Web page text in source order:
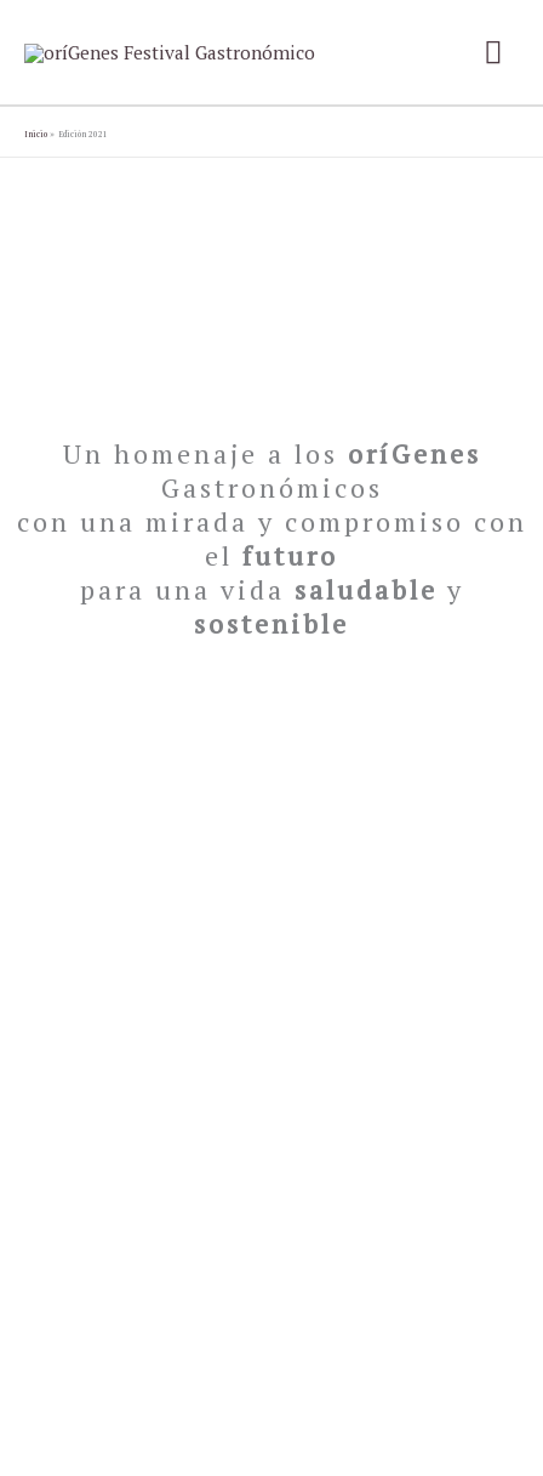
Inicio Edición 2021
Un homenaje a los oríGenes
Gastronómicos
con una mirada y compromiso con
el futuro
para una vida saludable y
sostenible